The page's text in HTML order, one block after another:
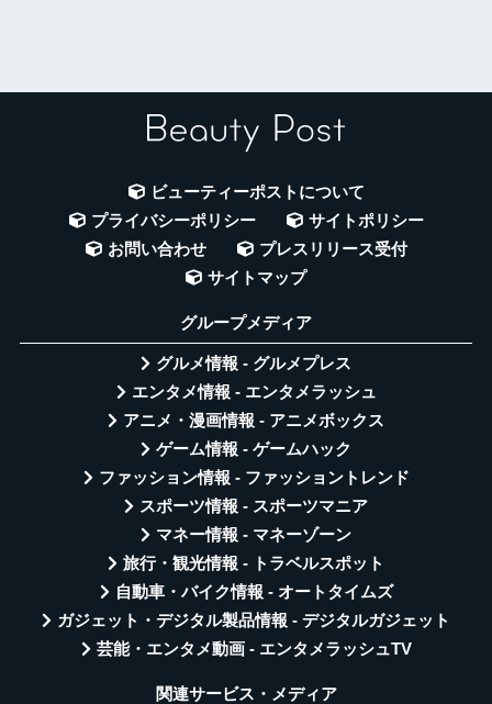
ビューティーポストについて
プライバシーポリシー
サイトポリシー
お問い合わせ
プレスリリース受付
サイトマップ
グループメディア
グルメ情報 - グルメプレス
エンタメ情報 - エンタメラッシュ
アニメ・漫画情報 - アニメボックス
ゲーム情報 - ゲームハック
ファッション情報 - ファッショントレンド
スポーツ情報 - スポーツマニア
マネー情報 - マネーゾーン
旅行・観光情報 - トラベルスポット
自動車・バイク情報 - オートタイムズ
ガジェット・デジタル製品情報 - デジタルガジェット
芸能・エンタメ動画 - エンタメラッシュTV
関連サービス・メディア